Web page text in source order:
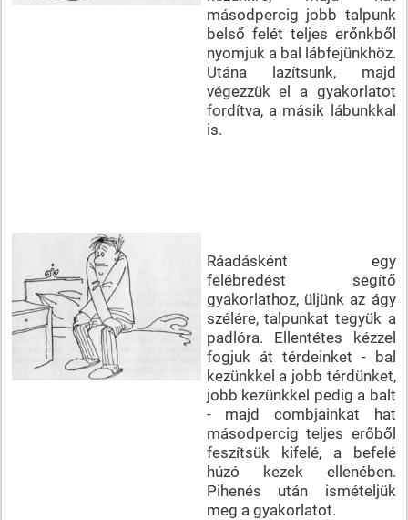
másodpercig jobb talpunk
belső felét teljes erőnkből
nyomjuk a bal lábfejünkhöz.
Utána lazítsunk, majd
végezzük el a gyakorlatot
fordítva, a másik lábunkkal
is.
Ráadásként egy
felébredést segítő
gyakorlathoz, üljünk az ágy
szélére, talpunkat tegyük a
padlóra. Ellentétes kézzel
fogjuk át térdeinket - bal
kezünkkel a jobb térdünket,
jobb kezünkkel pedig a balt
- majd combjainkat hat
másodpercig teljes erőből
feszítsük kifelé, a befelé
húzó kezek ellenében.
Pihenés után ismételjük
meg a gyakorlatot.